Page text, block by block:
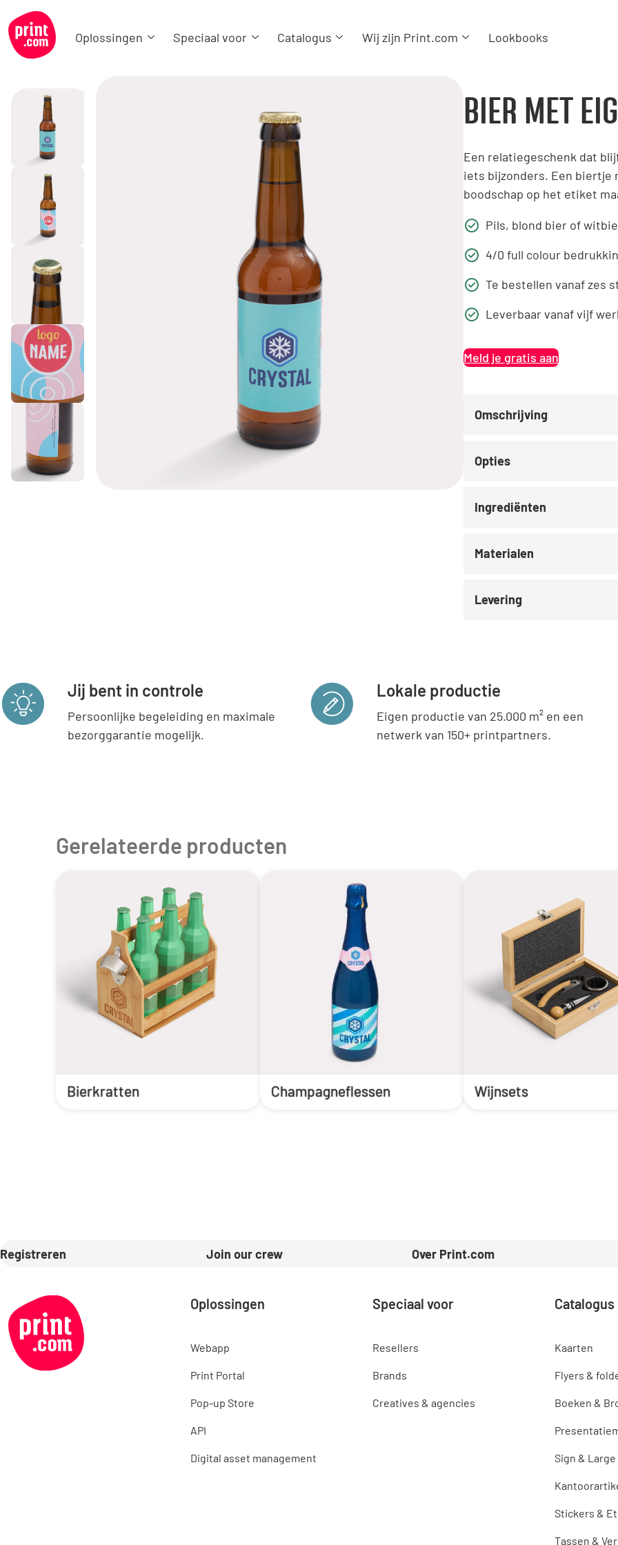
Oplossingen Speciaal voor Catalogus Wij zijn Print.com Lookbooks
BIER MET
Een relatiegeschenk dat
iets bijzonders. Een biertje
boodschap op het etiket
Pils, blond bier of
4/0 full colour
Te bestellen vanaf zes
Leverbaar vanaf vijf
Meld je gratis aan
Omschrijving
Opties
Ingrediënten
Materialen
Levering
Jij bent in controle
Persoonlijke begeleiding en maximale
bezorggarantie mogelijk.
Lokale productie
Eigen productie van 25.000 m² en een
netwerk van 150+ printpartners.
Gerelateerde producten
Bierkratten Champagneflessen Wijnsets
Registreren Join our crew Over Print.com
Oplossingen
Webapp
Print Portal
Pop-up Store
API
Digital asset management
Speciaal voor
Resellers
Brands
Creatives & agencies
Catalogus
Kaarten
Flyers &
Boeken &
Sign &
Stickers &
Tassen &